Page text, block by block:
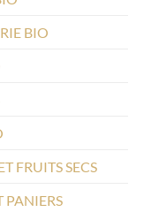
BIO
FRUITS SECS
PANIERS